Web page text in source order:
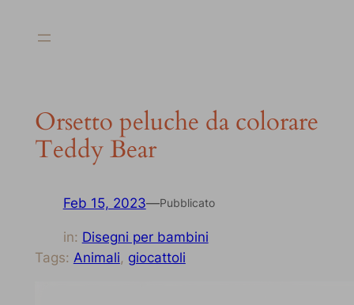
Orsetto peluche da colorare
Teddy Bear
Feb 15, 2023—Pubblicato
in: Disegni per bambini
Tags: Animali, giocattoli